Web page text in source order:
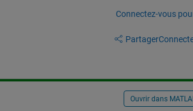
Connectez-vous
Partager
Ouvrir dans